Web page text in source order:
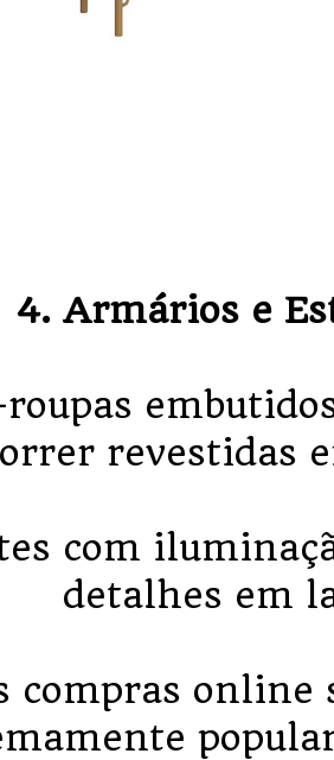
4. Armários e
roupas
revestidas
com
detalhes em
compras online